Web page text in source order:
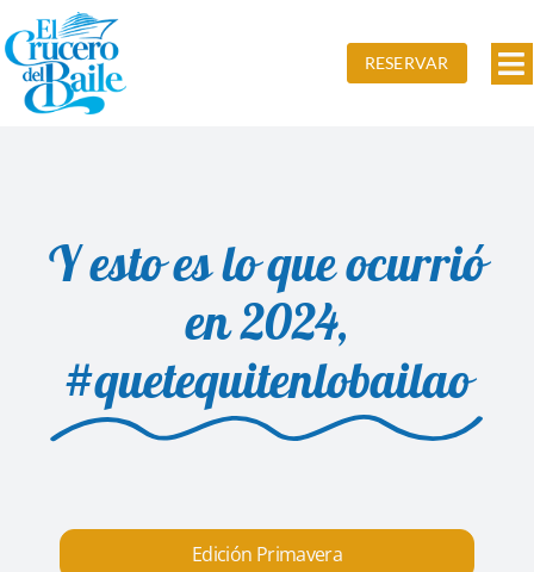
Saltar
al
contenido
RESERVAR
Inicio
Edición Otoño
Actividades
Y esto es lo que ocurrió
en 2024,
#quetequitenlobailao
Edición Primavera